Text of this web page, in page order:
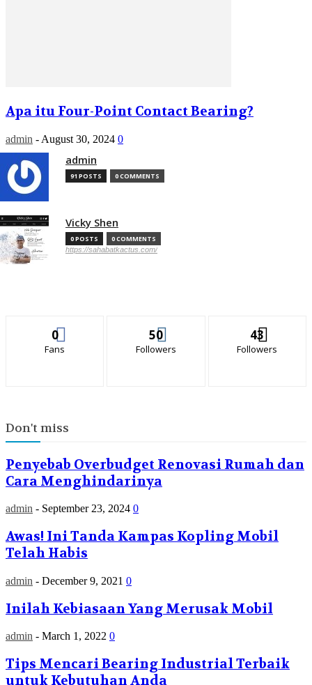
Apa itu Four-Point Contact Bearing?
admin - August 30, 2024 0
admin
91 POSTS 0 COMMENTS
Vicky Shen
0 POSTS 0 COMMENTS
https://sahabatkactus.com/
0
Fans
50
Followers
43
Followers
Don't miss
Penyebab Overbudget Renovasi Rumah dan
Cara Menghindarinya
admin - September 23, 2024 0
Awas! Ini Tanda Kampas Kopling Mobil
Telah Habis
admin - December 9, 2021 0
Inilah Kebiasaan Yang Merusak Mobil
admin - March 1, 2022 0
Tips Mencari Bearing Industrial Terbaik
untuk Kebutuhan Anda